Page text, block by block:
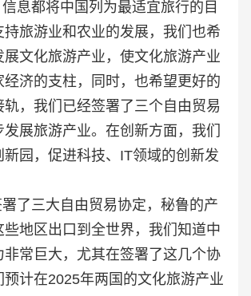
息都将中国列为最适宜旅行的目
持旅游业和农业的发展，我们也希
展文化旅游产业，使文化旅游产业
经济的支柱，同时，也希望更好的
轨，我们已经签署了三个自由贸易
展旅游产业。在创新方面，我们
新园，促进科技、IT领域的创新发
了三大自由贸易协定，秘鲁的产
些地区出口到全世界，我们知道中
非常巨大，尤其在签署了这几个协
预计在2025年两国的文化旅游产业